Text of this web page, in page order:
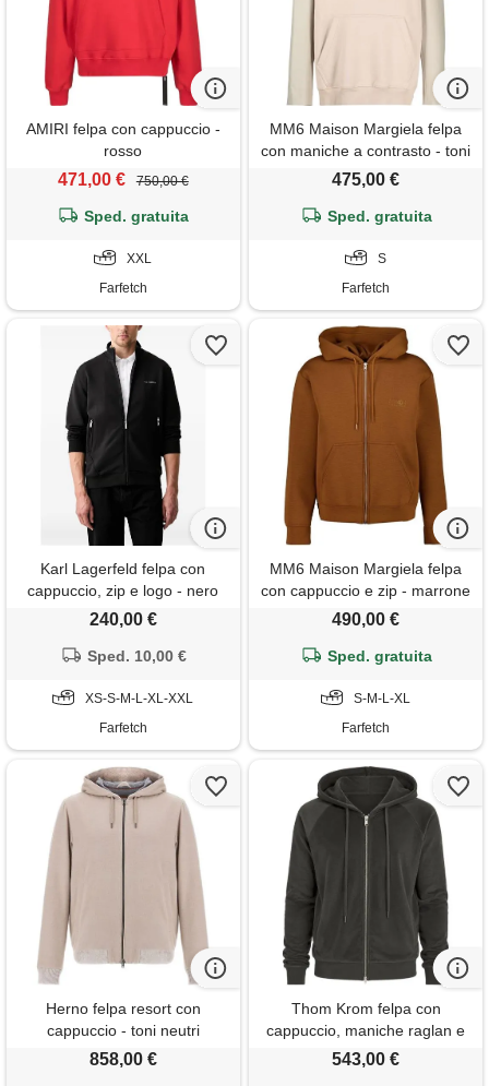
AMIRI felpa con cappuccio -
rosso
471,00 € 750,00 €
Sped. gratuita
XXL
Farfetch
MM6 Maison Margiela felpa
con maniche a contrasto - toni
neutri
475,00 €
Sped. gratuita
S
Farfetch
Karl Lagerfeld felpa con
cappuccio, zip e logo - nero
240,00 €
Sped. 10,00 €
XS-S-M-L-XL-XXL
Farfetch
MM6 Maison Margiela felpa
con cappuccio e zip - marrone
490,00 €
Sped. gratuita
S-M-L-XL
Farfetch
Herno felpa resort con
cappuccio - toni neutri
858,00 €
Thom Krom felpa con
cappuccio, maniche raglan e
zip - grigio
543,00 €